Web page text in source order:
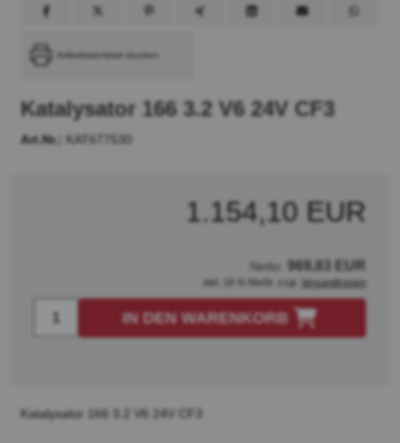
Artikeldatenblatt drucken
Katalysator 166 3.2 V6 24V CF3
Art.Nr.: KAT677530
1.154,10 EUR
Netto: 969,83 EUR
inkl. 19 % MwSt. zzgl. Versandkosten
IN DEN WARENKORB
Katalysator 166 3.2 V6 24V CF3